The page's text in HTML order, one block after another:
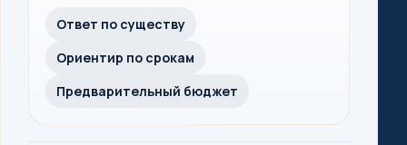
Ответ по существу
Ориентир по срокам
Предварительный бюджет